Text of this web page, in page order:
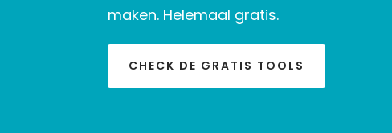
maken. Helemaal gratis.
CHECK DE GRATIS TOOLS